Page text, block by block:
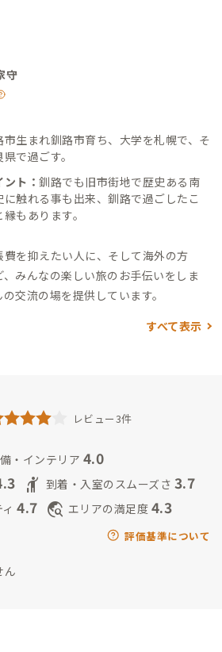
守
市生まれ釧路市育ち、大学を札幌で、そ
で過ごす。
ト： 釧路でも旧市街地で歴史ある南
触れる事も出来、釧路で過ごしたこ
もあります。
を抑えたい人に、そして海外の方
みんなの楽しい旅のお手伝いをしま
交流の場を提供しています。
すべて表示
レビュー3件
・インテリア 4.0
hail 到着・入室のスムーズさ 3.7
4.7 travel_explore エリアの満足度 4.3
評価基準について
ん